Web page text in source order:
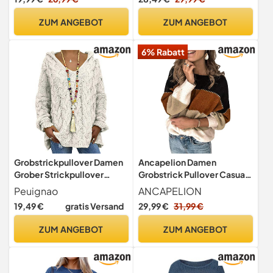
Silbergrau M
ZUM ANGEBOT ZUM ANGEBOT
Grobstrickpullover Damen
Grober Strickpullover
Damen Oversize Stricken
Pullover Strick Damen
Zopfstrick Zopfmuster
Pullover Hoodie Damen
Kapuzenpullover Beige 3XL
Peuignao
19,49 € gratis Versand
ZUM ANGEBOT
6% Rabatt
Ancapelion Damen
Grobstrick Pullover Casual
Stricken Sweater Lange
Ärmel Pulli Farbblock
Sweatshirt Elegant Jumper
Herbst Winter Outwear für
ANCAPELION
29,99 € 31,99 €
ZUM ANGEBOT